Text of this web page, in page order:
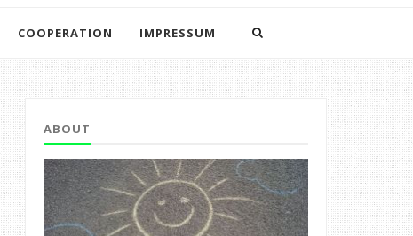
COOPERATION IMPRESSUM
ABOUT